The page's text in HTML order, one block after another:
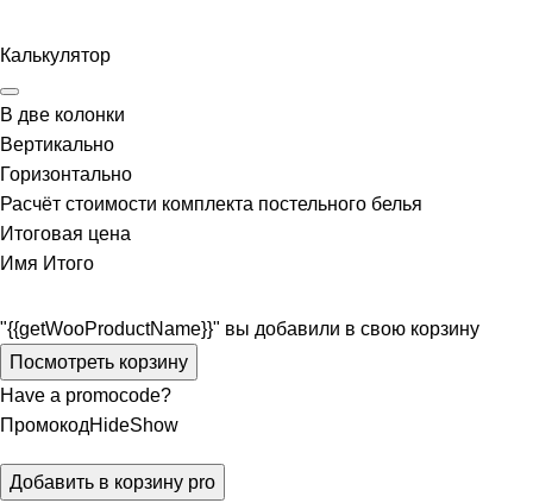
Калькулятор
В две колонки
Вертикально
Горизонтально
Расчёт стоимости комплекта постельного белья
Итоговая цена
Имя Итого
"{{getWooProductName}}" вы добавили в свою корзину
Посмотреть корзину
Have a promocode?
ПромокодHideShow
Добавить в корзину pro